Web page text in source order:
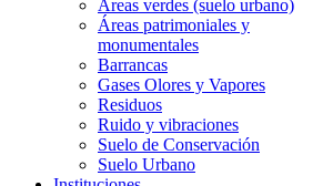
Áreas verdes (suelo urbano)
Áreas patrimoniales y
monumentales
Barrancas
Gases Olores y Vapores
Residuos
Ruido y vibraciones
Suelo de Conservación
Suelo Urbano